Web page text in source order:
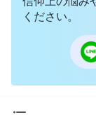
ください。